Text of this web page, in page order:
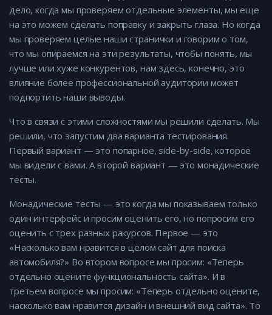
дело, когда мы проверяем отдельные элементы, мы еще
на это можем сделать поправку и закрыть глаза. Но когда
мы проверяем целые наши странички и говорим о том,
что мы опираемся на эти результаты, чтобы понять, мы
лучше или хуже конкурентов, нам здесь, конечно, это
влияние более профессиональной аудитории может
подпортить наши выводы.
Что в связи с этими сложностями мы решили сделать. Мы
решили, что запустим два варианта тестирования.
Первый вариант — это попарное, side-by-side, которое
мы видели с вами. А второй вариант — это монадические
тесты.
Монадические тесты — это когда мы показываем только
один интерфейс и просим оценить его, но попросим его
оценить с трех разных ракурсов. Первое — это
«Насколько вам нравится в целом сайт для поиска
автомобиля?» Во втором вопросе мы просим: «Теперь
отдельно оцените функциональность сайта». И в
третьем вопросе мы просим: «Теперь отдельно оцените,
насколько вам нравится дизайн и внешний вид сайта». То